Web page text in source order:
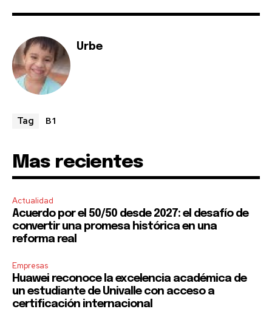
Urbe
Tag B1
Mas recientes
Actualidad
Acuerdo por el 50/50 desde 2027: el desafío de
convertir una promesa histórica en una
reforma real
Empresas
Huawei reconoce la excelencia académica de
un estudiante de Univalle con acceso a
certificación internacional